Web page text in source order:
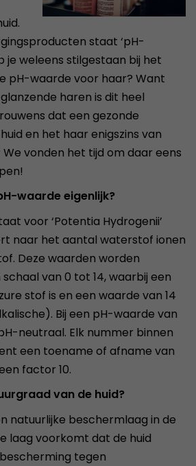
staat ‘pH-
je weleens stilgestaan bij het
pH-waarde voor haar? Want
haren is dit heel
dat een gezonde
en het haar enigszins van
vonden het tijd om daar eens
waarde eigenlijk?
voor ‘Potentia Hydrogenii’
naar het aantal waterstof ionen
Deze waarden worden
van 0 tot 14, waarbij een
stof is en een waarde van 14
Bij een pH-waarde van
neutraal. Elk nummer binnen
een toename of afname van
factor 10.
van de huid?
natuurlijke beschermlaag in de
laag voorkomt dat de huid
tegen